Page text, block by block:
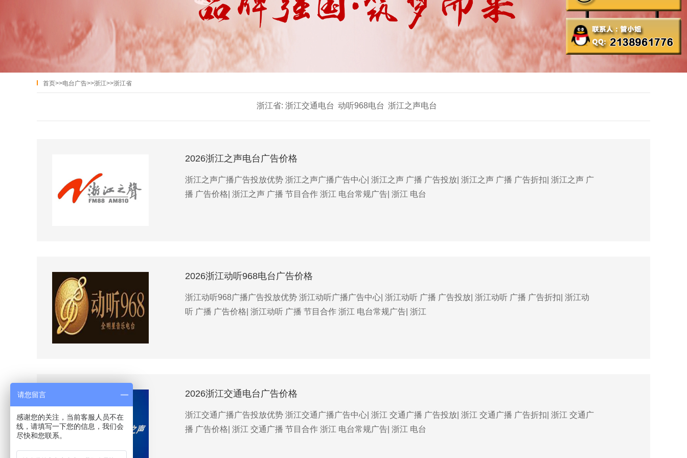
首页>>电台广告>>浙江>>浙江省
浙江省: 浙江交通电台 动听968电台 浙江之声电台
2026浙江之声电台广告价格
浙江之声广播广告投放优势 浙江之声广播广告中心| 浙江之声 广播 广告投放| 浙江之声 广播 广告折扣| 浙江之声 广
播 广告价格| 浙江之声 广播 节目合作 浙江 电台常规广告| 浙江 电台
2026浙江动听968电台广告价格
浙江动听968广播广告投放优势 浙江动听广播广告中心| 浙江动听 广播 广告投放| 浙江动听 广播 广告折扣| 浙江动
听 广播 广告价格| 浙江动听 广播 节目合作 浙江 电台常规广告| 浙江
2026浙江交通电台广告价格
浙江交通广播广告投放优势 浙江交通广播广告中心| 浙江 交通广播 广告投放| 浙江 交通广播 广告折扣| 浙江 交通广
播 广告价格| 浙江 交通广播 节目合作 浙江 电台常规广告| 浙江 电台
请您留言
感谢您的关注，当前客服人员不在
线，请填写一下您的信息，我们会
尽快和您联系。